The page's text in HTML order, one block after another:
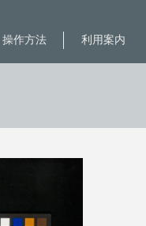
利用案内
操作方法